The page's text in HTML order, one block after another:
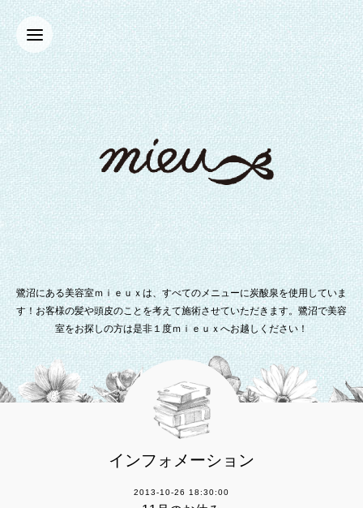
鷺沼にある美容室ｍｉｅｕｘは、すべてのメニューに炭酸泉を使用していま
す！お客様の髪や頭皮のことを考えて施術させていただきます。鷺沼で美容
室をお探しの方は是非１度ｍｉｅｕｘへお越しください！
インフォメーション
2013-10-26 18:30:00